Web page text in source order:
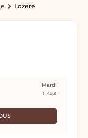
Lozere
Mardi
11 Août